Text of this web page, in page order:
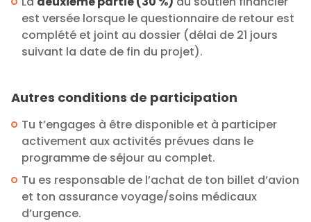
est versée lorsque le questionnaire de retour est
complété et joint au dossier (délai de 21 jours
suivant la date de fin du projet).
Autres conditions de participation
Tu t’engages à être disponible et à participer
activement aux activités prévues dans le
programme de séjour au complet.
Tu es responsable de l’achat de ton billet d’avion
et ton assurance voyage/soins médicaux
d’urgence.